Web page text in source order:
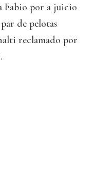
Fabio por a juicio
de pelotas
reclamado por